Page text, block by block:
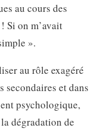
au cours des
Si on m’avait
».
au rôle exagéré
secondaires et dans
psychologique,
dégradation de